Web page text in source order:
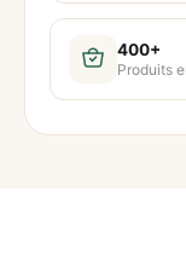
z
400+
Produits